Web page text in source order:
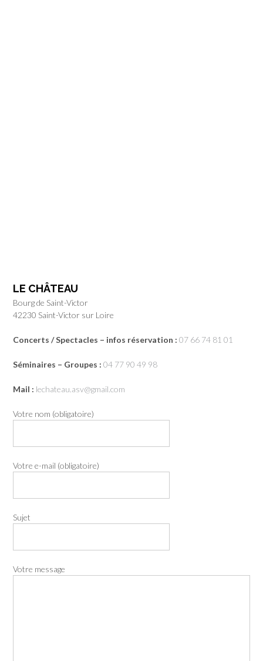
LE CHÂTEAU
Bourg de Saint-Victor
42230 Saint-Victor sur Loire
Concerts / Spectacles – infos réservation : 07 66 74 81 01
Séminaires – Groupes : 04 77 90 49 98
Mail : lechateau.asv@gmail.com
Votre nom (obligatoire)
Votre e-mail (obligatoire)
Sujet
Votre message